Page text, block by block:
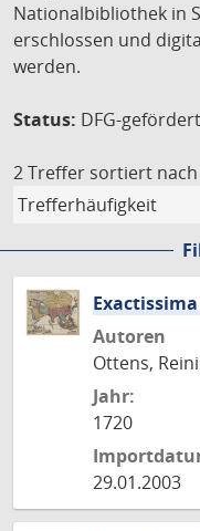
Nationalbibliothek in
erschlossen und
werden.
Status: DFG-
2 Treffer sortiert nach
Autoren
Ottens,
Jahr:
1720
29.01.2003